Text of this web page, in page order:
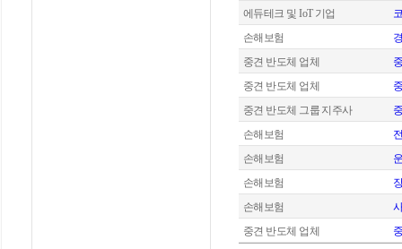
에듀테크 및 IoT 기업
손해보험
중견 반도체 업체
중견 반도체 업체
중견 반도체 그룹 지주사
손해보험
손해보험
손해보험
손해보험
중견 반도체 업체